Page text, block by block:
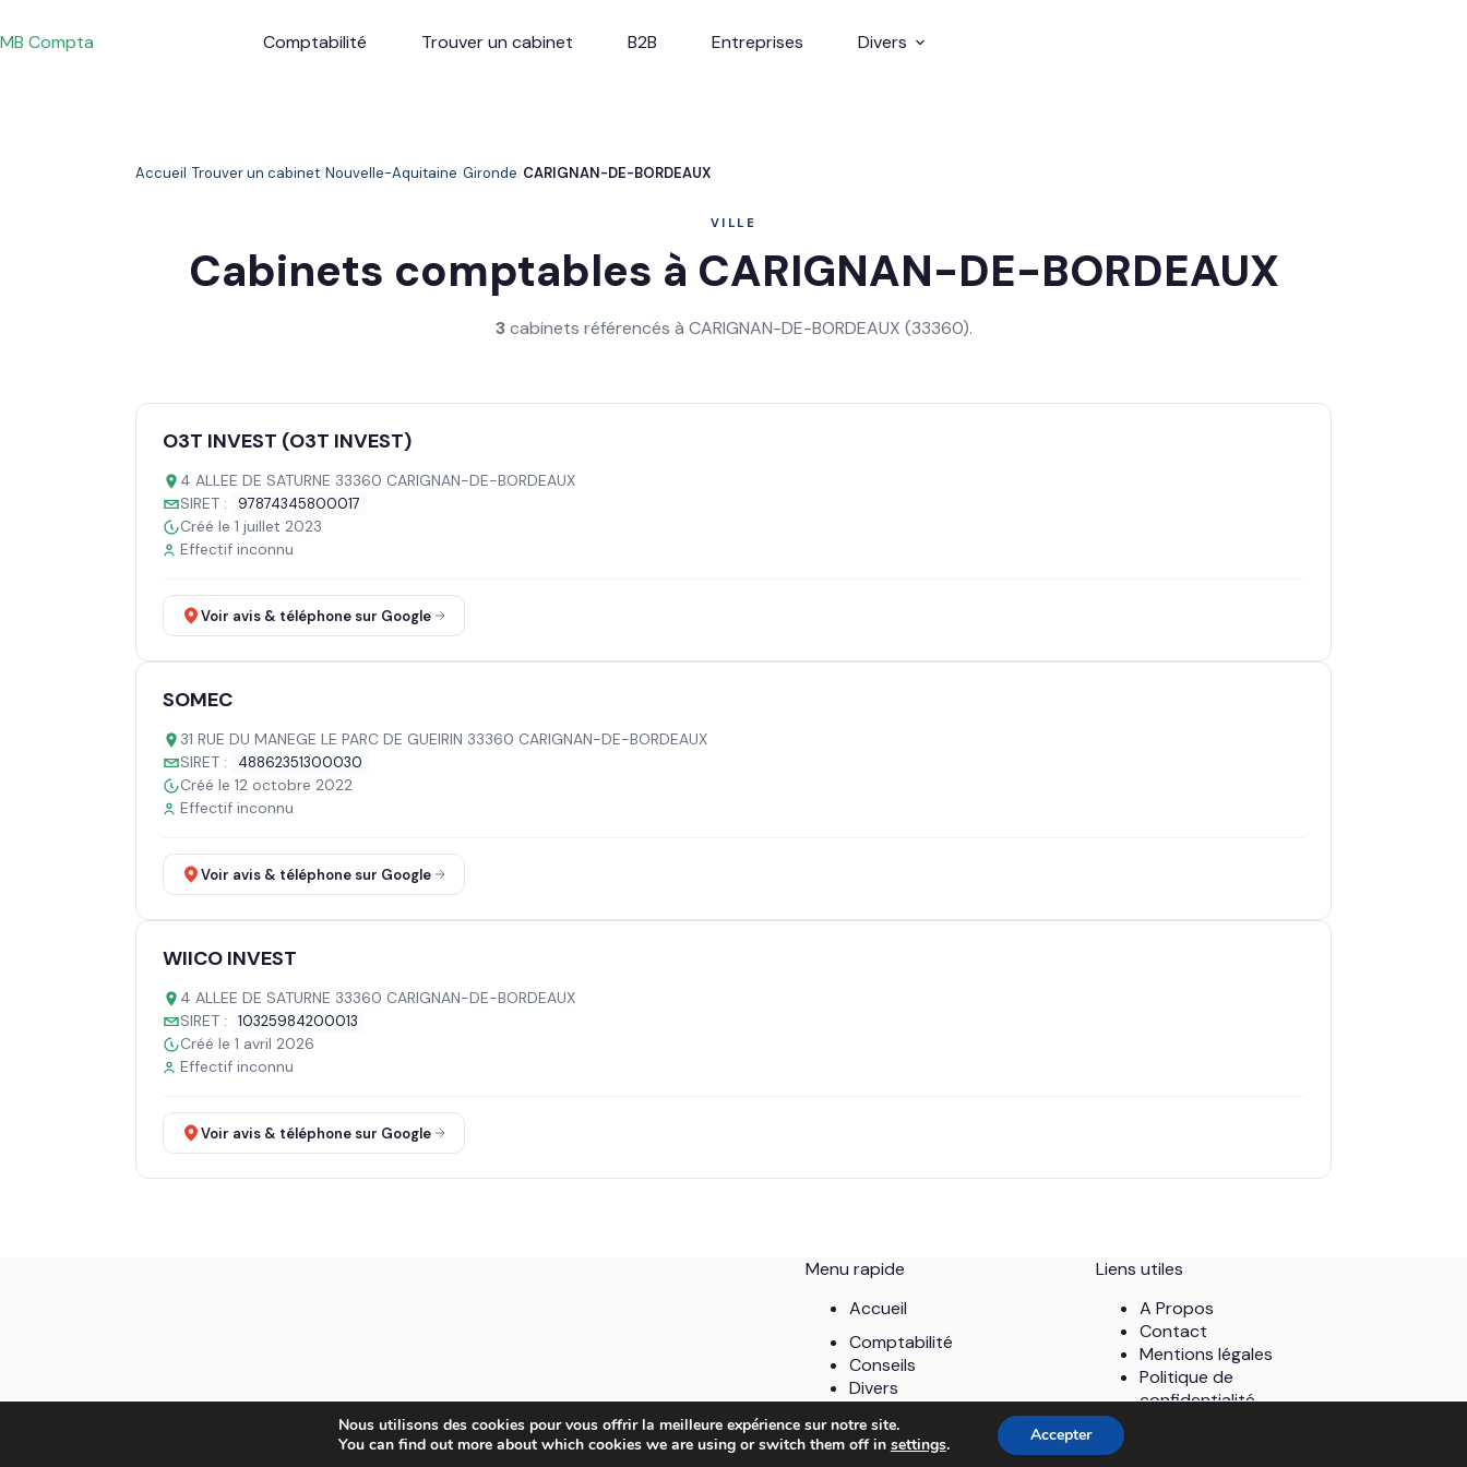
au
contenu
MB Compta Comptabilité Trouver un cabinet B2B Entreprises Divers
Accueil Trouver un cabinet Nouvelle-Aquitaine Gironde CARIGNAN-DE-BORDEAUX
VILLE
Cabinets comptables à CARIGNAN-DE-BORDEAUX
3cabinets référencés à CARIGNAN-DE-BORDEAUX (33360).
O3T INVEST (O3T INVEST)
4 ALLEE DE SATURNE 33360 CARIGNAN-DE-BORDEAUX
SIRET :
97874345800017
Créé le 1 juillet 2023
Effectif inconnu
Voir avis & téléphone sur Google
SOMEC
31 RUE DU MANEGE LE PARC DE GUEIRIN 33360 CARIGNAN-DE-BORDEAUX
SIRET :
48862351300030
Créé le 12 octobre 2022
Effectif inconnu
Voir avis & téléphone sur Google
WIICO INVEST
4 ALLEE DE SATURNE 33360 CARIGNAN-DE-BORDEAUX
SIRET :
10325984200013
Créé le 1 avril 2026
Effectif inconnu
Voir avis & téléphone sur Google
Menu rapide
Accueil
Comptabilité
Conseils
Divers
Stratégie marketing
Liens utiles
A Propos
Contact
Mentions légales
Politique de
confidentialité
Copyright © 2026 - MB Compta.
Nous utilisons des cookies pour vous offrir la meilleure expérience sur notre site.
You can find out more about which cookies we are using or switch them off in settings. Accepter